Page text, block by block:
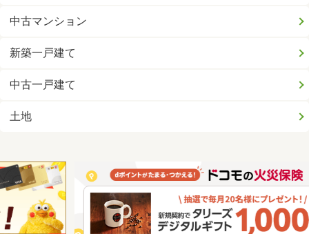
中古マンション
新築一戸建て
中古一戸建て
土地